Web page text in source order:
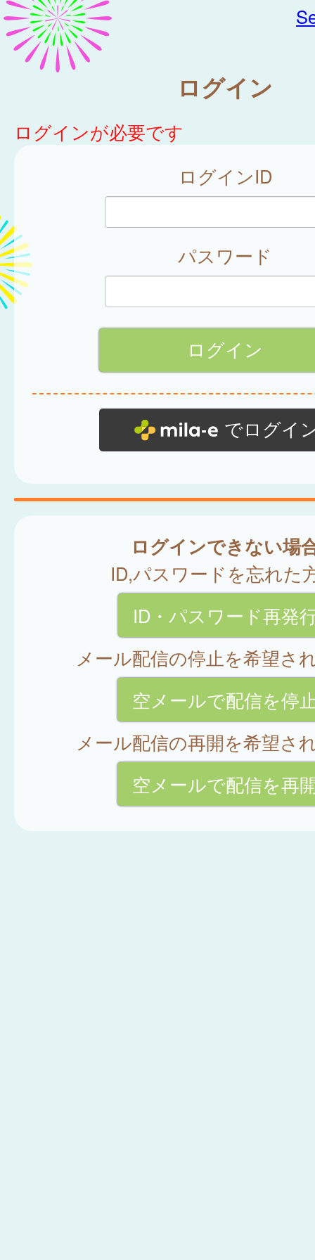
ログイン
ログインが必要です
ログインID
パスワード
でログイ
ログインできない場
ID,パスワードを忘れた
ID・パスワード再発
メール配信の停止を希望さ
空メールで配信を停
メール配信の再開を希望さ
空メールで配信を再